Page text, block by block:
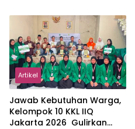
Artikel
Jawab Kebutuhan Warga,
Kelompok 10 KKL IIQ
Jakarta 2026 Gulirkan